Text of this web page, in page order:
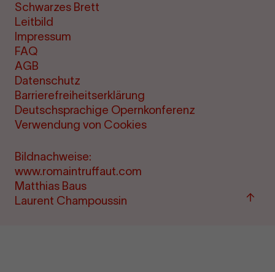
Schwarzes Brett
Leitbild
Impressum
FAQ
AGB
Datenschutz
Barrierefreiheitserklärung
Deutschsprachige Opernkonferenz
Verwendung von Cookies
Bildnachweise:
www.romaintruffaut.com
Matthias Baus
Laurent Champoussin
Zu